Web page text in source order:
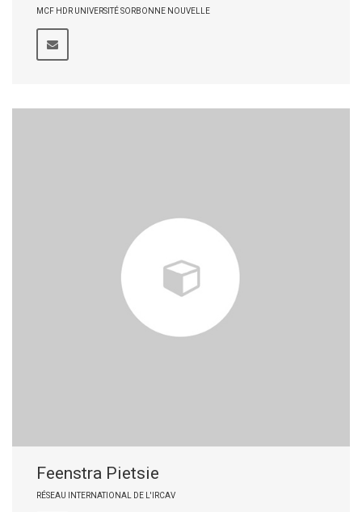
MCF HDR UNIVERSITÉ SORBONNE NOUVELLE
Feenstra Pietsie
RÉSEAU INTERNATIONAL DE L'IRCAV